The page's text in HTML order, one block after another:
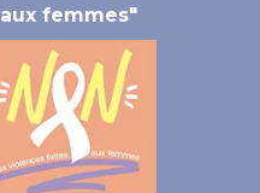
aux femmes"